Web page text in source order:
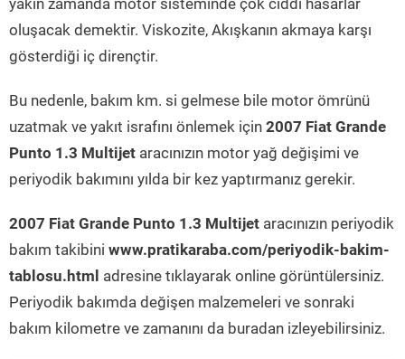
yakın zamanda motor sisteminde çok ciddi hasarlar
oluşacak demektir. Viskozite, Akışkanın akmaya karşı
gösterdiği iç dirençtir.
Bu nedenle, bakım km. si gelmese bile motor ömrünü
uzatmak ve yakıt israfını önlemek için 2007 Fiat Grande
Punto 1.3 Multijet aracınızın motor yağ değişimi ve
periyodik bakımını yılda bir kez yaptırmanız gerekir.
2007 Fiat Grande Punto 1.3 Multijet aracınızın periyodik
bakım takibini www.pratikaraba.com/periyodik-bakim-
tablosu.html adresine tıklayarak online görüntülersiniz.
Periyodik bakımda değişen malzemeleri ve sonraki
bakım kilometre ve zamanını da buradan izleyebilirsiniz.